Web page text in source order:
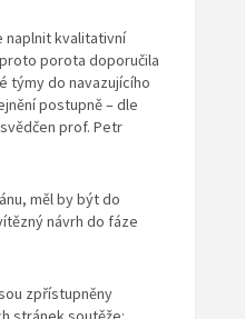
naplnit kvalitativní
porota doporučila
týmy do navazujícího
postupně – dle
prof. Petr
měl by být do
návrh do fáze
zpřístupněny